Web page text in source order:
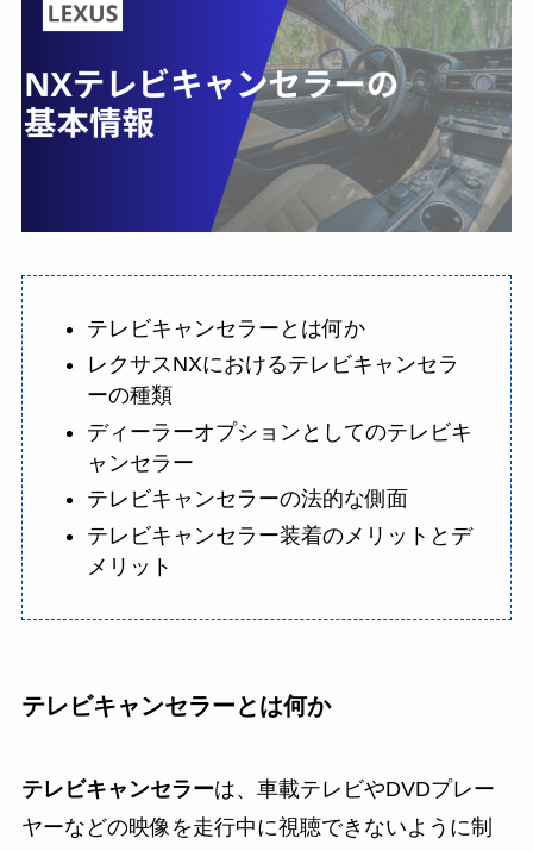
テレビキャンセラーとは何か
レクサスNXにおけるテレビキャンセラ
ーの種類
ディーラーオプションとしてのテレビキ
ャンセラー
テレビキャンセラーの法的な側面
テレビキャンセラー装着のメリットとデ
メリット
テレビキャンセラーとは何か
テレビキャンセラーは、車載テレビやDVDプレー
ヤーなどの映像を走行中に視聴できないように制